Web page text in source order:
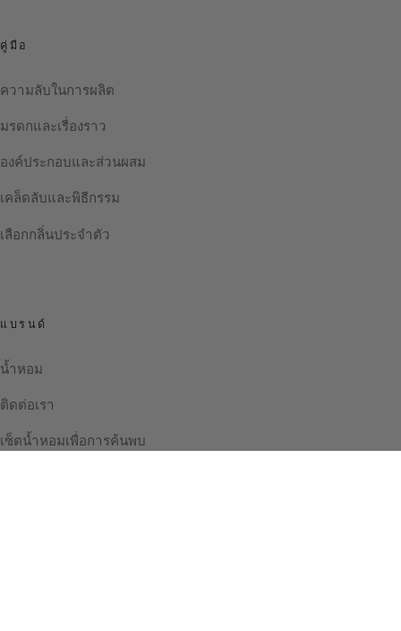
คู่มือ
ความลับในการผลิต
มรดกและเรื่องราว
องค์ประกอบและส่วนผสม
เคล็ดลับและพิธีกรรม
เลือกกลิ่นประจำตัว
แบรนด์
น้ำหอม
ติดต่อเรา
เซ็ตน้ำหอมเพื่อการค้นพบ